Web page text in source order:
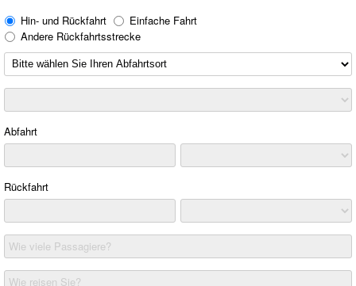
Hin- und Rückfahrt
Einfache Fahrt
Andere Rückfahrtsstrecke
Abfahrt
Rückfahrt
Wie viele Passagiere?
Wie reisen Sie?